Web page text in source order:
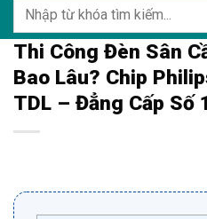
kiếm:
Thi Công Đèn Sân
Bao Lâu? Chip
TDL – Đẳng Cấp Số 1